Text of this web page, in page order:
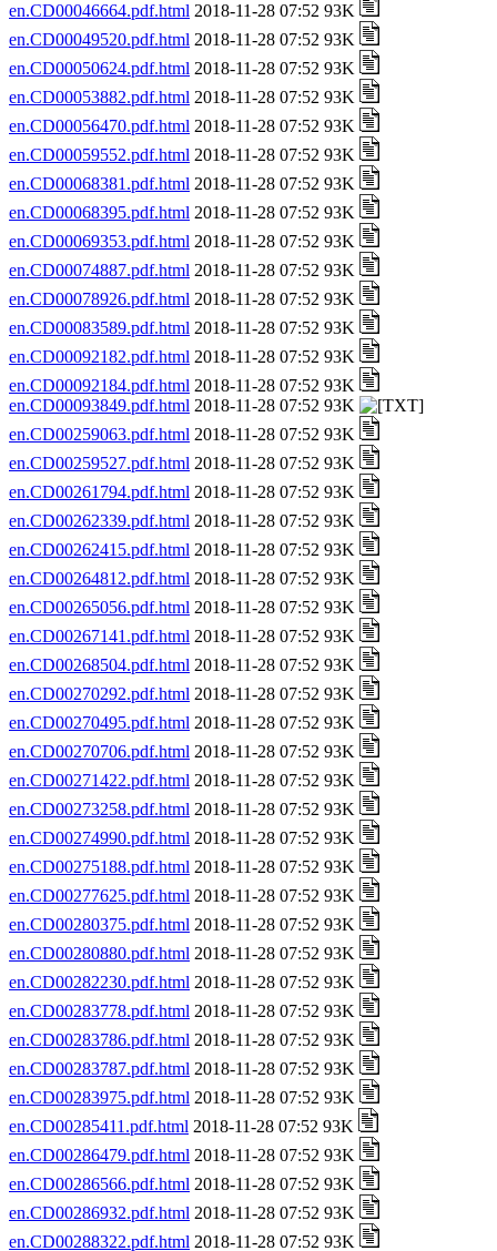
en.CD00046664.pdf.html 2018-11-28 07:52 93K
en.CD00049520.pdf.html 2018-11-28 07:52 93K
en.CD00050624.pdf.html 2018-11-28 07:52 93K
en.CD00053882.pdf.html 2018-11-28 07:52 93K
en.CD00056470.pdf.html 2018-11-28 07:52 93K
en.CD00059552.pdf.html 2018-11-28 07:52 93K
en.CD00068381.pdf.html 2018-11-28 07:52 93K
en.CD00068395.pdf.html 2018-11-28 07:52 93K
en.CD00069353.pdf.html 2018-11-28 07:52 93K
en.CD00074887.pdf.html 2018-11-28 07:52 93K
en.CD00078926.pdf.html 2018-11-28 07:52 93K
en.CD00083589.pdf.html 2018-11-28 07:52 93K
en.CD00092182.pdf.html 2018-11-28 07:52 93K
en.CD00092184.pdf.html 2018-11-28 07:52 93K
en.CD00093849.pdf.html 2018-11-28 07:52 93K
en.CD00259063.pdf.html 2018-11-28 07:52 93K
en.CD00259527.pdf.html 2018-11-28 07:52 93K
en.CD00261794.pdf.html 2018-11-28 07:52 93K
en.CD00262339.pdf.html 2018-11-28 07:52 93K
en.CD00262415.pdf.html 2018-11-28 07:52 93K
en.CD00264812.pdf.html 2018-11-28 07:52 93K
en.CD00265056.pdf.html 2018-11-28 07:52 93K
en.CD00267141.pdf.html 2018-11-28 07:52 93K
en.CD00268504.pdf.html 2018-11-28 07:52 93K
en.CD00270292.pdf.html 2018-11-28 07:52 93K
en.CD00270495.pdf.html 2018-11-28 07:52 93K
en.CD00270706.pdf.html 2018-11-28 07:52 93K
en.CD00271422.pdf.html 2018-11-28 07:52 93K
en.CD00273258.pdf.html 2018-11-28 07:52 93K
en.CD00274990.pdf.html 2018-11-28 07:52 93K
en.CD00275188.pdf.html 2018-11-28 07:52 93K
en.CD00277625.pdf.html 2018-11-28 07:52 93K
en.CD00280375.pdf.html 2018-11-28 07:52 93K
en.CD00280880.pdf.html 2018-11-28 07:52 93K
en.CD00282230.pdf.html 2018-11-28 07:52 93K
en.CD00283778.pdf.html 2018-11-28 07:52 93K
en.CD00283786.pdf.html 2018-11-28 07:52 93K
en.CD00283787.pdf.html 2018-11-28 07:52 93K
en.CD00283975.pdf.html 2018-11-28 07:52 93K
en.CD00285411.pdf.html 2018-11-28 07:52 93K
en.CD00286479.pdf.html 2018-11-28 07:52 93K
en.CD00286566.pdf.html 2018-11-28 07:52 93K
en.CD00286932.pdf.html 2018-11-28 07:52 93K
en.CD00288322.pdf.html 2018-11-28 07:52 93K